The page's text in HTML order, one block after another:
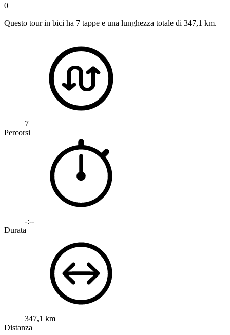
0
Questo tour in bici ha 7 tappe e una lunghezza totale di 347,1 km.
7
Percorsi
-:--
Durata
347,1 km
Distanza